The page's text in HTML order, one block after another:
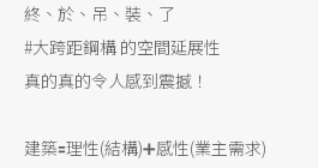
終、於、吊、裝、了
#大跨距鋼構 的空間延展性
真的真的令人感到震撼！
建築🟰理性(結構)➕感性(業主需求)